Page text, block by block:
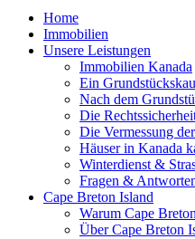
Home
Immobilien
Unsere Leistungen
Immobilien Kanada
Ein
Nach dem
Die
Die Vermessung
Häuser in Kanada
Winterdienst &
Fragen &
Cape Breton Island
Warum Cape
Über Cape Breton